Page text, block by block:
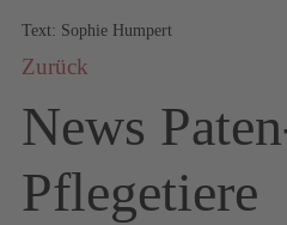
Text: Sophie Humpert
Zurück
News
Pflegetiere